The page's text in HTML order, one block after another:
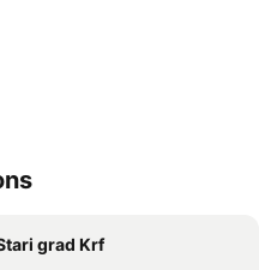
grad Krf